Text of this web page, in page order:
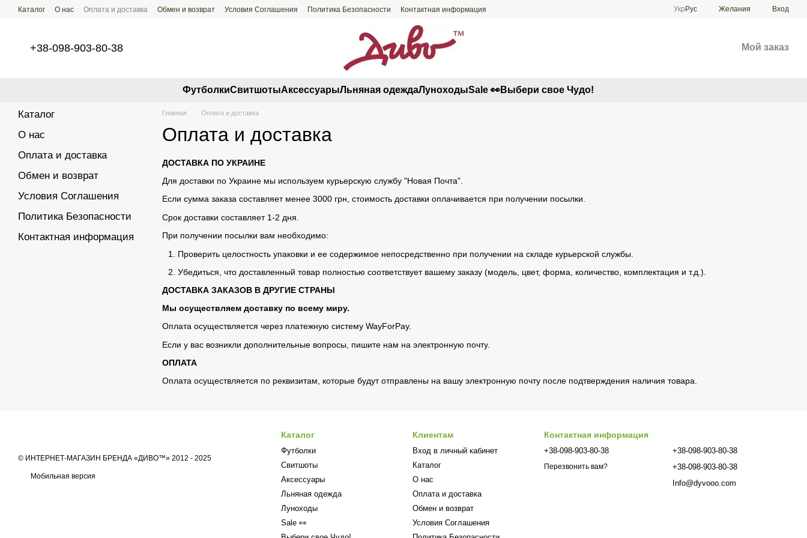
Перейти к основному контенту
Каталог О нас Оплата и доставка Обмен и возврат Условия Соглашения Политика Безопасности Контактная информация Укр Рус Желания Вход
+38-098-903-80-38 Мой заказ
ФутболкиСвитшотыАксессуарыЛьняная одеждаЛуноходыSale 👀Выбери свое Чудо!
Главная Оплата и доставка
Оплата и доставка
ДОСТАВКА ПО УКРАИНЕ
Для доставки по Украине мы используем курьерскую службу "Новая Почта".
Если сумма заказа составляет менее 3000 грн, стоимость доставки оплачивается при получении посылки.
Срок доставки составляет 1-2 дня.
При получении посылки вам необходимо:
Проверить целостность упаковки и ее содержимое непосредственно при получении на складе курьерской службы.
Убедиться, что доставленный товар полностью соответствует вашему заказу (модель, цвет, форма, количество, комплектация и т.д.).
ДОСТАВКА ЗАКАЗОВ В ДРУГИЕ СТРАНЫ
Мы осуществляем доставку по всему миру.
Оплата осуществляется через платежную систему WayForPay.
Если у вас возникли дополнительные вопросы, пишите нам на электронную почту.
ОПЛАТА
Оплата осуществляется по реквизитам, которые будут отправлены на вашу электронную почту после подтверждения наличия товара.
Каталог
О нас
Оплата и доставка
Обмен и возврат
Условия Соглашения
Политика Безопасности
Контактная информация
© ИНТЕРНЕТ-МАГАЗИН БРЕНДА «ДИВО™» 2012 - 2025
Мобильная версия
Каталог
Футболки
Свитшоты
Аксессуары
Льняная одежда
Луноходы
Sale 👀
Клиентам
Вход в личный кабинет
Каталог
О нас
Оплата и доставка
Обмен и возврат
Условия Соглашения
Контактная информация
+38-098-903-80-38
Перезвонить вам?
+38-098-903-80-38
+38-098-903-80-38
Info@dyvooo.com